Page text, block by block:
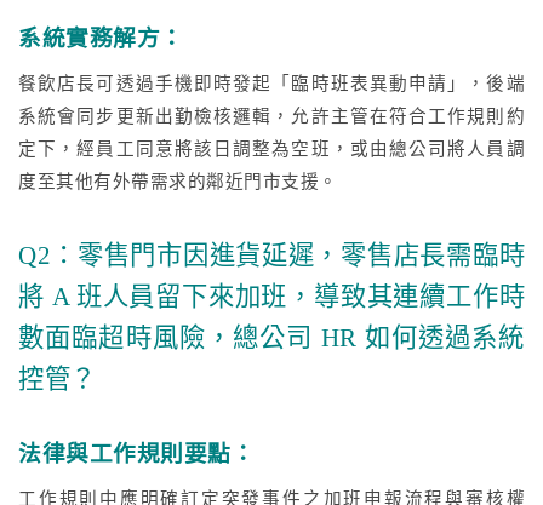
系統實務解方：
餐飲店長可透過手機即時發起「臨時班表異動申請」，後端
系統會同步更新出勤檢核邏輯，允許主管在符合工作規則約
定下，經員工同意將該日調整為空班，或由總公司將人員調
度至其他有外帶需求的鄰近門市支援。
Q2：零售門市因進貨延遲，零售店長需臨時
將 A 班人員留下來加班，導致其連續工作時
數面臨超時風險，總公司 HR 如何透過系統
控管？
法律與工作規則要點：
工作規則中應明確訂定突發事件之加班申報流程與審核權